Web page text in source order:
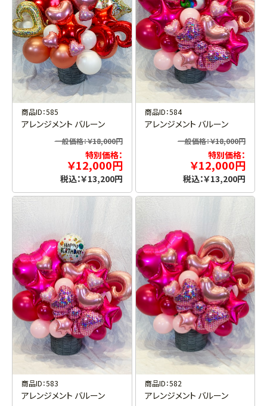
商品ID：585
アレンジメント バルーン
一般価格：￥18,000円
特別価格：
￥12,000円
税込：￥13,200円
商品ID：584
アレンジメント バルーン
一般価格：￥18,000円
特別価格：
￥12,000円
税込：￥13,200円
商品ID：583
アレンジメント バルーン
商品ID：582
アレンジメント バルーン
お買い物を続ける カートへ進む